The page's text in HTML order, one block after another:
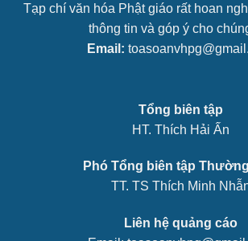
Tạp chí văn hóa Phật giáo rất hoan
thông tin và góp ý cho
Email:
Tổng biên tập
HT. Thích Hải Ấn
Phó Tổng biên tập
TT. TS Thích Minh
Liên hệ quảng cáo